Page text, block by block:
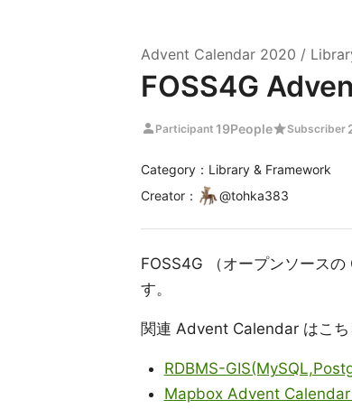
Advent Calendar 2020 /
FOSS4G
person Participant 19PeoplestarSubscriber
Category：Library & Framework
Creator ： @tohka383
FOSS4G （オープンソース
す。
関連 Advent Calendar はこち
RDBMS-
Mapbox Advent